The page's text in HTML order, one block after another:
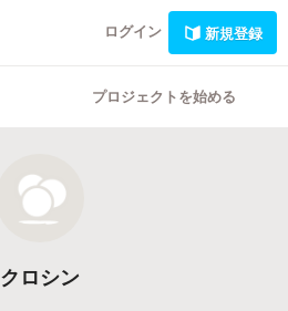
ログイン 新規登録
プロジェクトを始める
クロシン